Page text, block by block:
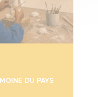
DU PAYS